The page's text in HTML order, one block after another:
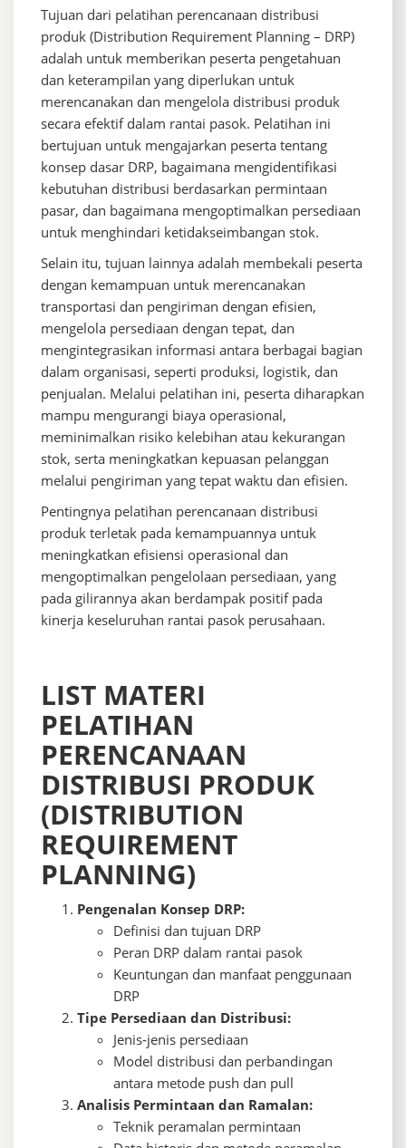
Tujuan dari pelatihan perencanaan distribusi
produk (Distribution Requirement Planning – DRP)
adalah untuk memberikan peserta pengetahuan
dan keterampilan yang diperlukan untuk
merencanakan dan mengelola distribusi produk
secara efektif dalam rantai pasok. Pelatihan ini
bertujuan untuk mengajarkan peserta tentang
konsep dasar DRP, bagaimana mengidentifikasi
kebutuhan distribusi berdasarkan permintaan
pasar, dan bagaimana mengoptimalkan persediaan
untuk menghindari ketidakseimbangan stok.
Selain itu, tujuan lainnya adalah membekali peserta
dengan kemampuan untuk merencanakan
transportasi dan pengiriman dengan efisien,
mengelola persediaan dengan tepat, dan
mengintegrasikan informasi antara berbagai bagian
dalam organisasi, seperti produksi, logistik, dan
penjualan. Melalui pelatihan ini, peserta diharapkan
mampu mengurangi biaya operasional,
meminimalkan risiko kelebihan atau kekurangan
stok, serta meningkatkan kepuasan pelanggan
melalui pengiriman yang tepat waktu dan efisien.
Pentingnya pelatihan perencanaan distribusi
produk terletak pada kemampuannya untuk
meningkatkan efisiensi operasional dan
mengoptimalkan pengelolaan persediaan, yang
pada gilirannya akan berdampak positif pada
kinerja keseluruhan rantai pasok perusahaan.
LIST MATERI
PELATIHAN
PERENCANAAN
DISTRIBUSI PRODUK
(DISTRIBUTION
REQUIREMENT
PLANNING)
Pengenalan Konsep DRP:
Definisi dan tujuan DRP
Peran DRP dalam rantai pasok
Keuntungan dan manfaat penggunaan
DRP
Tipe Persediaan dan Distribusi:
Jenis-jenis persediaan
Model distribusi dan perbandingan
antara metode push dan pull
Analisis Permintaan dan Ramalan:
Teknik peramalan permintaan